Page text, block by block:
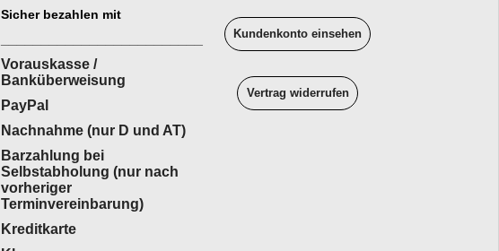
Sicher bezahlen mit
Vorauskasse /
Banküberweisung
PayPal
Nachnahme (nur D und AT)
Barzahlung bei
Selbstabholung (nur nach
vorheriger
Terminvereinbarung)
Kreditkarte
Kundenkonto einsehen
Vertrag widerrufen